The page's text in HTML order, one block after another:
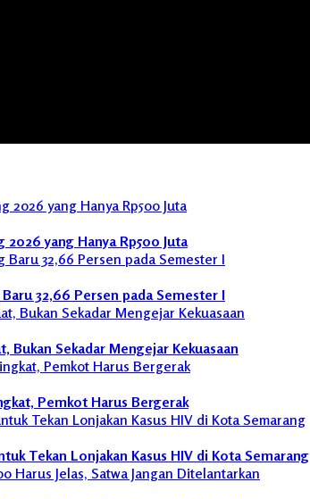
yang Hanya Rp500 Juta
32,66 Persen pada Semester I
Sekadar Mengejar Kekuasaan
Pemkot Harus Bergerak
Tekan Lonjakan Kasus HIV di Kota Semarang